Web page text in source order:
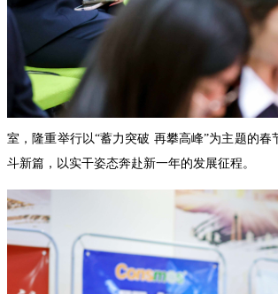
室，隆重举行以“蓄力突破 再攀高峰”为主题的
斗新篇，以实干姿态奔赴新一年的发展征程。